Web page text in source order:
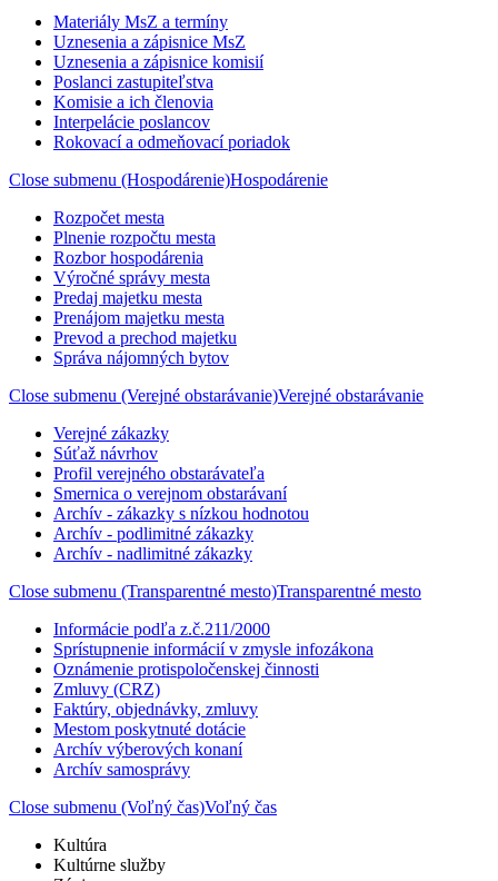
Materiály MsZ a termíny
Uznesenia a zápisnice MsZ
Uznesenia a zápisnice komisií
Poslanci zastupiteľstva
Komisie a ich členovia
Interpelácie poslancov
Rokovací a odmeňovací poriadok
Close submenu (Hospodárenie)Hospodárenie
Rozpočet mesta
Plnenie rozpočtu mesta
Rozbor hospodárenia
Výročné správy mesta
Predaj majetku mesta
Prenájom majetku mesta
Prevod a prechod majetku
Správa nájomných bytov
Close submenu (Verejné obstarávanie)Verejné obstarávanie
Verejné zákazky
Súťaž návrhov
Profil verejného obstarávateľa
Smernica o verejnom obstarávaní
Archív - zákazky s nízkou hodnotou
Archív - podlimitné zákazky
Archív - nadlimitné zákazky
Close submenu (Transparentné mesto)Transparentné mesto
Informácie podľa z.č.211/2000
Sprístupnenie informácií v zmysle infozákona
Oznámenie protispoločenskej činnosti
Zmluvy (CRZ)
Faktúry, objednávky, zmluvy
Mestom poskytnuté dotácie
Archív výberových konaní
Archív samosprávy
Close submenu (Voľný čas)Voľný čas
Kultúra
Kultúrne služby